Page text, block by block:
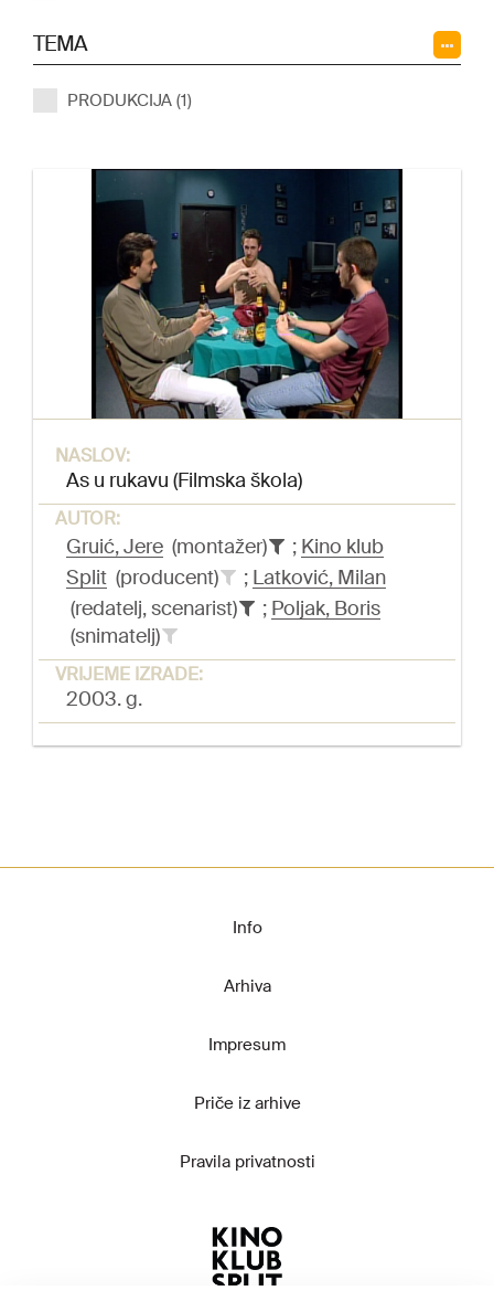
TEMA
PRODUKCIJA (1)
NASLOV:
As u rukavu (Filmska škola)
AUTOR:
Gruić, Jere (montažer) ; Kino klub
Split (producent) ; Latković, Milan
(redatelj, scenarist)
; Poljak, Boris
(snimatelj)
VRIJEME IZRADE:
2003. g.
Info
Arhiva
Impresum
Priče iz arhive
Pravila privatnosti